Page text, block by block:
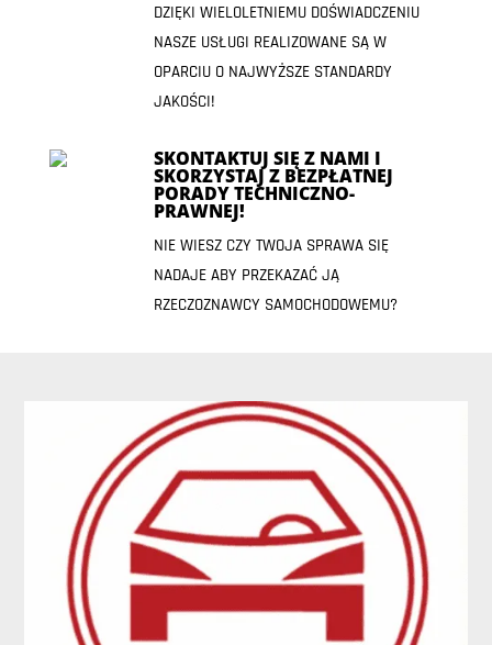
DZIĘKI WIELOLETNIEMU DOŚWIADCZENIU
NASZE USŁUGI REALIZOWANE SĄ W
OPARCIU O NAJWYŻSZE STANDARDY
JAKOŚCI!
SKONTAKTUJ SIĘ Z NAMI I
SKORZYSTAJ Z BEZPŁATNEJ
PORADY TECHNICZNO-
PRAWNEJ!
NIE WIESZ CZY TWOJA SPRAWA SIĘ
NADAJE ABY PRZEKAZAĆ JĄ
RZECZOZNAWCY SAMOCHODOWEMU?